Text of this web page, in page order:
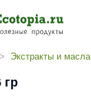
Экстракты и масла
гр